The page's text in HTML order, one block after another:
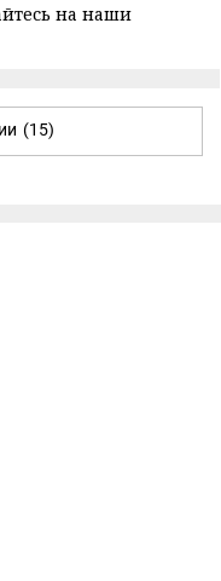
на наши
(15)